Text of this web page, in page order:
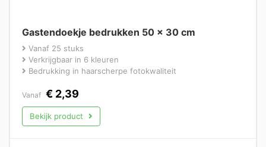
Gastendoekje bedrukken 50 x 30 cm
Vanaf 25 stuks
Verkrijgbaar in 6 kleuren
Bedrukking in haarscherpe fotokwaliteit
Vanaf € 2,39
Bekijk product